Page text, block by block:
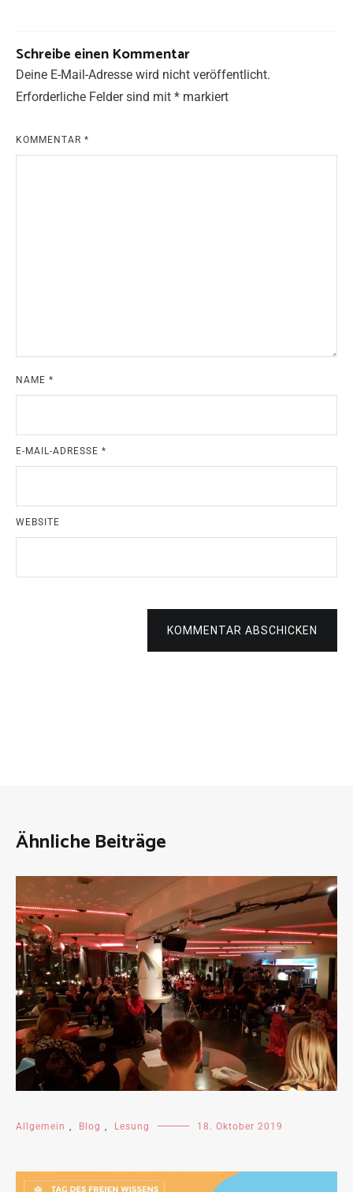
Schreibe einen Kommentar
Deine E-Mail-Adresse wird nicht veröffentlicht.
Erforderliche Felder sind mit * markiert
KOMMENTAR *
NAME *
E-MAIL-ADRESSE *
WEBSITE
KOMMENTAR ABSCHICKEN
Ähnliche Beiträge
Allgemein Blog Lesung 18. Oktober 2019